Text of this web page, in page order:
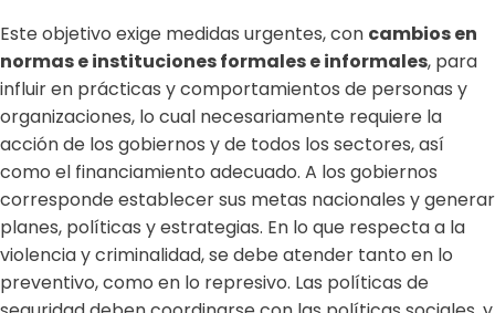
Este objetivo exige medidas urgentes, con cambios en
normas e instituciones formales e informales, para
influir en prácticas y comportamientos de personas y
organizaciones, lo cual necesariamente requiere la
acción de los gobiernos y de todos los sectores, así
como el financiamiento adecuado. A los gobiernos
corresponde establecer sus metas nacionales y generar
planes, políticas y estrategias. En lo que respecta a la
violencia y criminalidad, se debe atender tanto en lo
preventivo, como en lo represivo. Las políticas de